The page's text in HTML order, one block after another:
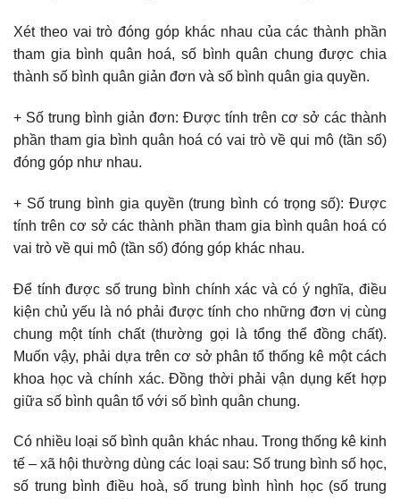
Xét theo vai trò đóng góp khác nhau của các thành phần
tham gia bình quân hoá, số bình quân chung được chia
thành số bình quân giản đơn và số bình quân gia quyền.
+ Số trung bình giản đơn: Được tính trên cơ sở các thành
phần tham gia bình quân hoá có vai trò về qui mô (tần số)
đóng góp như nhau.
+ Số trung bình gia quyền (trung bình có trọng số): Được
tính trên cơ sở các thành phần tham gia bình quân hoá có
vai trò về qui mô (tần số) đóng góp khác nhau.
Để tính được số trung bình chính xác và có ý nghĩa, điều
kiện chủ yếu là nó phải được tính cho những đơn vị cùng
chung một tính chất (thường gọi là tổng thể đồng chất).
Muốn vậy, phải dựa trên cơ sở phân tổ thống kê một cách
khoa học và chính xác. Đồng thời phải vận dụng kết hợp
giữa số bình quân tổ với số bình quân chung.
Có nhiều loại số bình quân khác nhau. Trong thống kê kinh
tế – xã hội thường dùng các loại sau: Số trung bình số học,
số trung bình điều hoà, số trung bình hình học (số trung